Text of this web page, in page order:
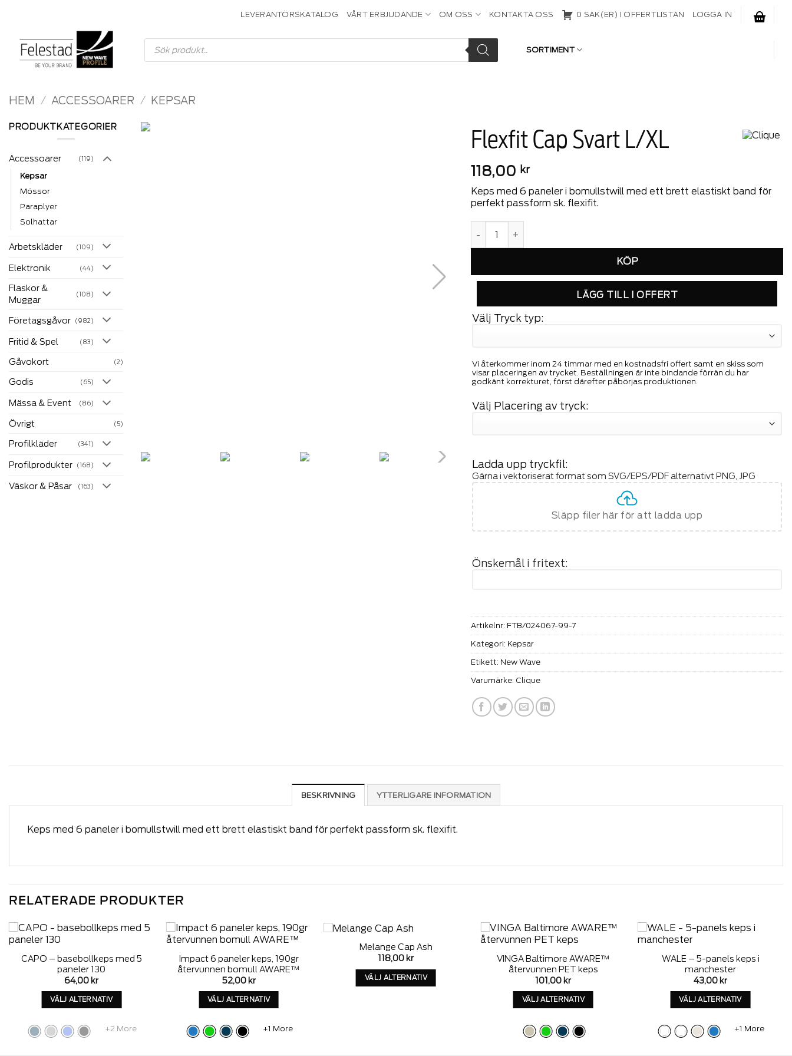
LEVERANTÖRSKATALOG VÅRT ERBJUDANDE OM OSS KONTAKTA OSS 0 SAK(ER) I OFFERTLISTAN LOGGA IN
Produktsökning
SORTIMENT
HEM / ACCESSOARER / KEPSAR
PRODUKTKATEGORIER
Accessoarer (119)
Kepsar
Mössor
Paraplyer
Solhattar
Arbetskläder (109)
Elektronik (44)
Flaskor &
Muggar
(108)
Företagsgåvor (982)
Fritid & Spel (83)
Gåvokort (2)
Godis (65)
Mässa & Event (86)
Övrigt (5)
Profilkläder (341)
Profilprodukter (168)
Väskor & Påsar (163)
Flexfit Cap Svart L/XL
118,00 kr
Keps med 6 paneler i bomullstwill med ett brett elastiskt band för
perfekt passform sk. flexifit.
Välj Tryck typ:
Vi återkommer inom 24 timmar med en kostnadsfri offert samt en skiss som
visar placeringen av trycket. Beställningen är inte bindande förrän du har
godkänt korrekturet, först därefter påbörjas produktionen.
Välj Placering av tryck:
Ladda upp tryckfil:
Gärna i vektoriserat format som SVG/EPS/PDF alternativt PNG, JPG
Släpp filer här för att ladda upp
Önskemål i fritext:
LÄGG TILL I OFFERT
Artikelnr: FTB/024067-99-7
Kategori: Kepsar
Etikett: New Wave
Varumärke: Clique
BESKRIVNING YTTERLIGARE INFORMATION
Keps med 6 paneler i bomullstwill med ett brett elastiskt band för perfekt passform sk. flexifit.
RELATERADE PRODUKTER
Add to
wishlist
CAPO – basebollkeps med 5
paneler 130
64,00 kr
VÄLJ ALTERNATIV
produkt
har
+2 More
Add to
wishlist
Impact 6 paneler keps, 190gr
återvunnen bomull AWARE™
52,00 kr
VÄLJ ALTERNATIV
produkt
har
+1 More
Melange Cap Ash
118,00 kr
VÄLJ ALTERNATIV
Add to
wishlist
VINGA Baltimore AWARE™
återvunnen PET keps
101,00 kr
VÄLJ ALTERNATIV
produkt
har
Add to
wishlist
WALE – 5-panels keps i
manchester
43,00 kr
VÄLJ ALTERNATIV
produkt
har
+1 More